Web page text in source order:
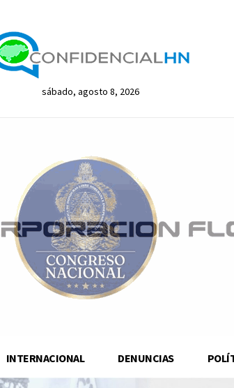
sábado, agosto 8, 2026
INTERNACIONAL DENUNCIAS